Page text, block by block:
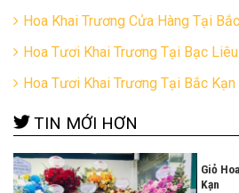
Hoa Khai Trương Cửa Hàng Tại
Hoa Tươi Khai Trương Tại Bạc Liêu
Hoa Tươi Khai Trương Tại Bắc Kạn
TIN MỚI HƠN
Giỏ
Kạn